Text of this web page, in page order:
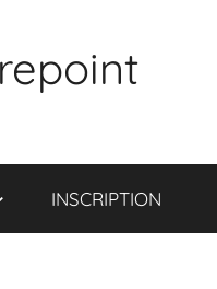
INSCRIPTION